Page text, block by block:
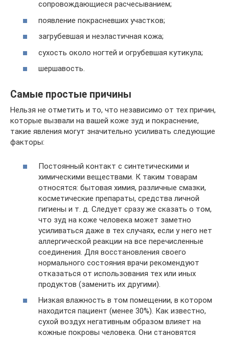
сопровождающиеся расчесыванием;
появление покрасневших участков;
загрубевшая и неэластичная кожа;
сухость около ногтей и огрубевшая кутикула;
шершавость.
Самые простые причины
Нельзя не отметить и то, что независимо от тех причин,
которые вызвали на вашей коже зуд и покраснение,
такие явления могут значительно усиливать следующие
факторы:
Постоянный контакт с синтетическими и
химическими веществами. К таким товарам
относятся: бытовая химия, различные смазки,
косметические препараты, средства личной
гигиены и т. д. Следует сразу же сказать о том,
что зуд на коже человека может заметно
усиливаться даже в тех случаях, если у него нет
аллергической реакции на все перечисленные
соединения. Для восстановления своего
нормального состояния врачи рекомендуют
отказаться от использования тех или иных
продуктов (заменить их другими).
Низкая влажность в том помещении, в котором
находится пациент (менее 30%). Как известно,
сухой воздух негативным образом влияет на
кожные покровы человека. Они становятся